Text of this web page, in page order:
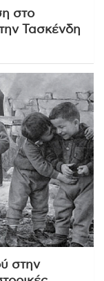
στο
Τασκένδη
στην